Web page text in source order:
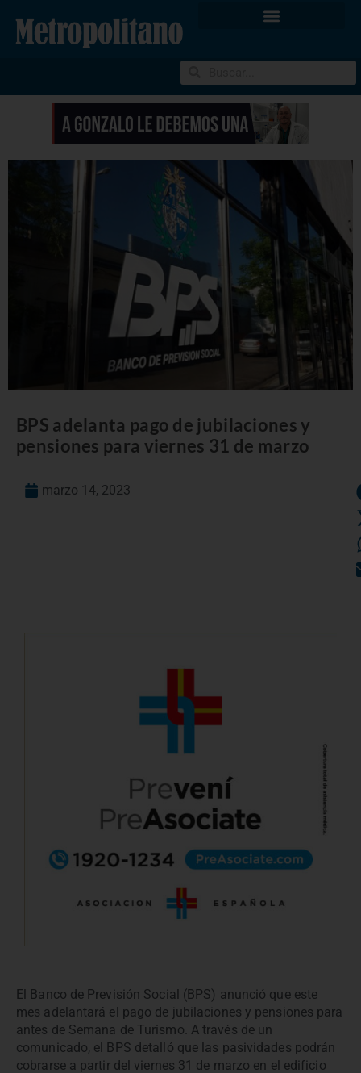
BPS adelanta pago de jubilaciones y
pensiones para viernes 31 de marzo
marzo 14, 2023
El Banco de Previsión Social (BPS) anunció que este
mes adelantará el pago de jubilaciones y pensiones para
antes de Semana de Turismo. A través de un
comunicado, el BPS detalló que las pasividades podrán
cobrarse a partir del viernes 31 de marzo en el edificio